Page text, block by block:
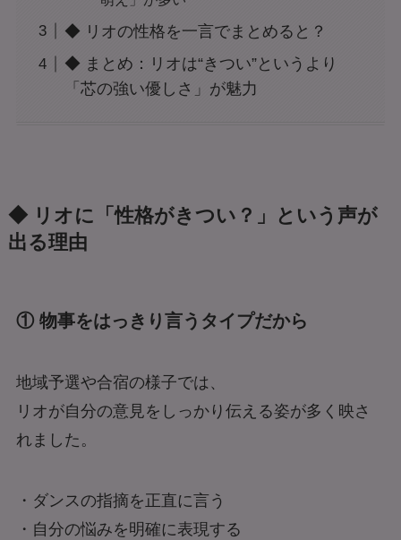
◆ リオの性格を一言でまとめると？
◆ まとめ：リオは“きつい”というより
「芯の強い優しさ」が魅力
◆ リオに「性格がきつい？」という声が
出る理由
① 物事をはっきり言うタイプだから
地域予選や合宿の様子では、
リオが自分の意見をしっかり伝える姿が多く映さ
れました。
・ダンスの指摘を正直に言う
・自分の悩みを明確に表現する